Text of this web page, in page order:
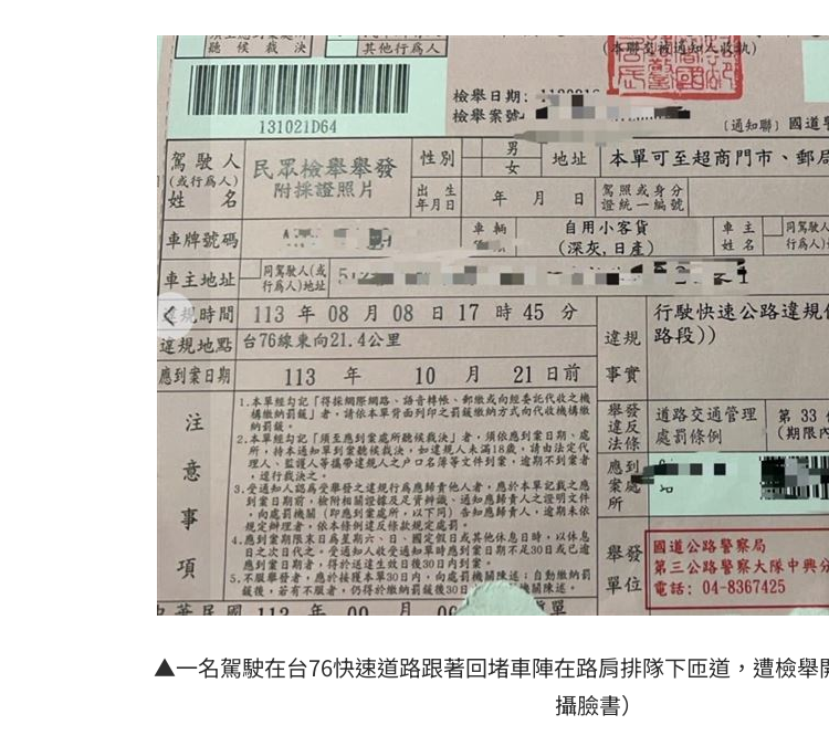
「拍片人的多重宇宙」職涯論壇9/12登場！
8國球員齊聚高雄 Formosa 7s掀足球熱潮 10:00
理想混蛋號召粉絲跨海追星吃美食！ 18:15
▲一名駕駛在台76快速道路跟著回堵車陣在路肩排隊下匝道，遭檢舉
攝臉書）